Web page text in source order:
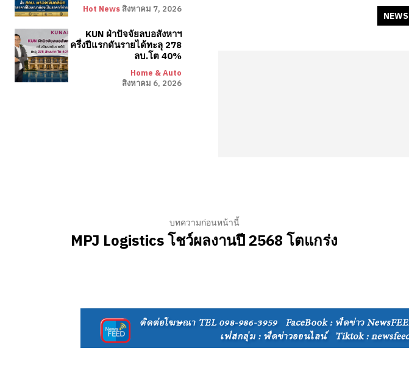
Hot News สิงหาคม 7, 2026
KUN ฝ่าปัจจัยลบอสังหาฯ
ครึ่งปีแรกดันรายได้ทะลุ 278
ลบ.โต 40%
Home & Auto
สิงหาคม 6, 2026
บทความก่อนหน้านี้
MPJ Logistics โชว์ผลงานปี 2568 โตแกร่ง